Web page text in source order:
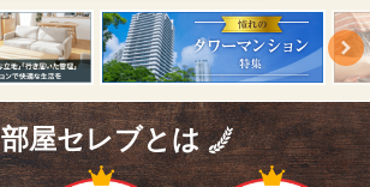
部屋セレブとは